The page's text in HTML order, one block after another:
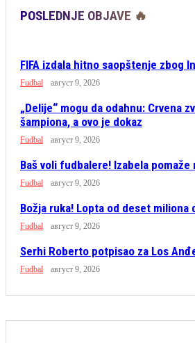
POSLEDNJE OBJAVE 🔥
FIFA izdala hitno saopštenje zbog
Fudbal август 9, 2026
„Delije“ mogu da odahnu: Crvena
šampiona, a ovo je dokaz
Fudbal август 9, 2026
Baš voli fudbalere! Izabela
Fudbal август 9, 2026
Božja ruka! Lopta od deset miliona
Fudbal август 9, 2026
Serhi Roberto potpisao za Los
Fudbal август 9, 2026